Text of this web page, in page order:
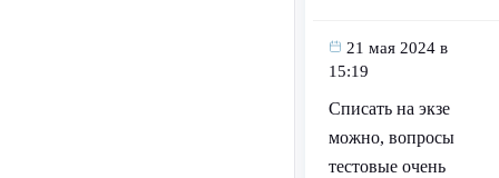
21 мая 2024 в
15:19
Списать на экзе
можно, вопросы
тестовые очень